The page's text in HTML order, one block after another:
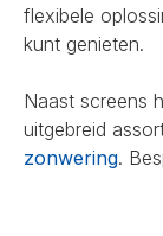
flexibele
kunt genieten.
Naast screens
uitgebreid
zonwering.